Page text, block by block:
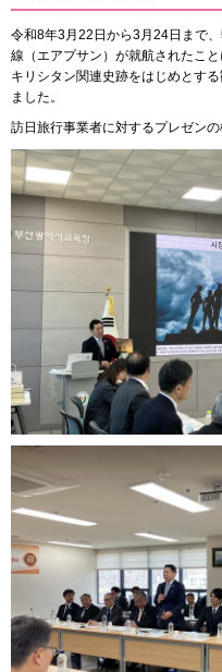
令和8年3月22日から3月24日まで
線（エアプサン）が就航されたこ
キリシタン関連史跡をはじめとす
ました。
訪日旅行事業者に対するプレゼン